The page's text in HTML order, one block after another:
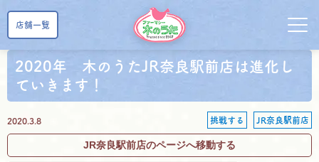
店舗一覧
2020年 木のうたJR奈良駅前店は進化し
ていきます！
2020.3.8 挑戦する JR奈良駅前店
JR奈良駅前店のページへ移動する